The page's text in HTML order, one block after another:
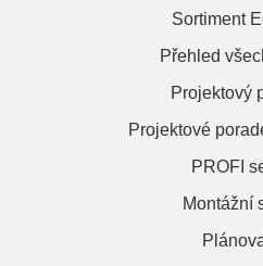
Sortiment
Přehled
Projektový
Projektové
PROFI
Montážní